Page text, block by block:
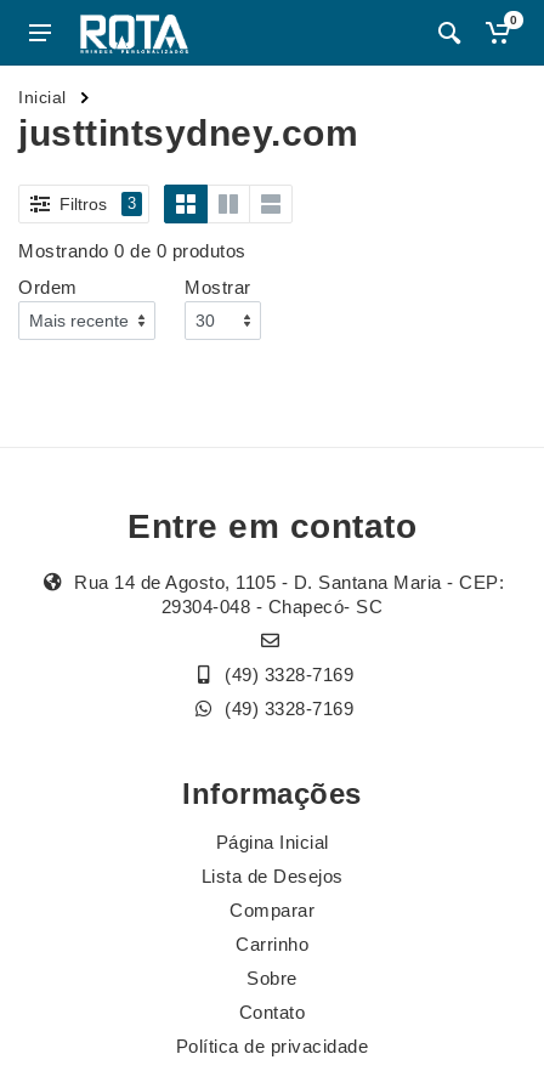
0
Inicial
justtintsydney.com
Filtros 3
Mostrando 0 de 0 produtos
Ordem
Mostrar
Entre em contato
Rua 14 de Agosto, 1105 - D. Santana Maria - CEP:
29304-048 - Chapecó- SC
(49) 3328-7169
(49) 3328-7169
Informações
Página Inicial
Lista de Desejos
Comparar
Carrinho
Sobre
Contato
Política de privacidade